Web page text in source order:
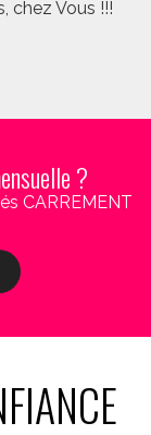
chez Vous !!!
?
CARREMENT